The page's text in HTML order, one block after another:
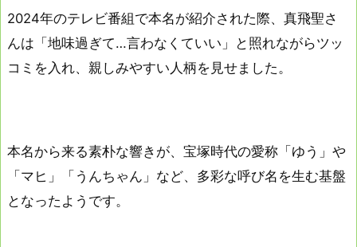
2024年のテレビ番組で本名が紹介された際、真飛聖さ
んは「地味過ぎて…言わなくていい」と照れながらツッ
コミを入れ、親しみやすい人柄を見せました。
本名から来る素朴な響きが、宝塚時代の愛称「ゆう」や
「マヒ」「うんちゃん」など、多彩な呼び名を生む基盤
となったようです。